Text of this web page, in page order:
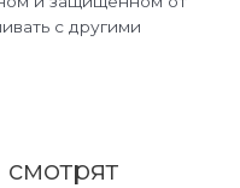
с другими